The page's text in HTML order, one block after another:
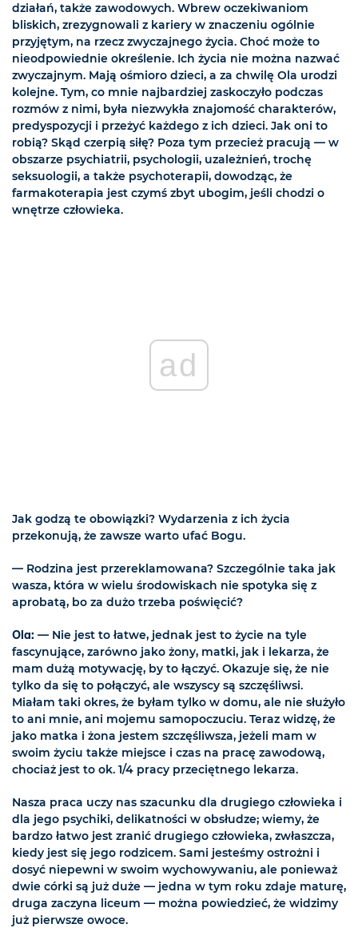
działań, także zawodowych. Wbrew oczekiwaniom
bliskich, zrezygnowali z kariery w znaczeniu ogólnie
przyjętym, na rzecz zwyczajnego życia. Choć może to
nieodpowiednie określenie. Ich życia nie można nazwać
zwyczajnym. Mają ośmioro dzieci, a za chwilę Ola urodzi
kolejne. Tym, co mnie najbardziej zaskoczyło podczas
rozmów z nimi, była niezwykła znajomość charakterów,
predyspozycji i przeżyć każdego z ich dzieci. Jak oni to
robią? Skąd czerpią siłę? Poza tym przecież pracują — w
obszarze psychiatrii, psychologii, uzależnień, trochę
seksuologii, a także psychoterapii, dowodząc, że
farmakoterapia jest czymś zbyt ubogim, jeśli chodzi o
wnętrze człowieka.
ad
Jak godzą te obowiązki? Wydarzenia z ich życia
przekonują, że zawsze warto ufać Bogu.
— Rodzina jest przereklamowana? Szczególnie taka jak
wasza, która w wielu środowiskach nie spotyka się z
aprobatą, bo za dużo trzeba poświęcić?
Ola: — Nie jest to łatwe, jednak jest to życie na tyle
fascynujące, zarówno jako żony, matki, jak i lekarza, że
mam dużą motywację, by to łączyć. Okazuje się, że nie
tylko da się to połączyć, ale wszyscy są szczęśliwsi.
Miałam taki okres, że byłam tylko w domu, ale nie służyło
to ani mnie, ani mojemu samopoczuciu. Teraz widzę, że
jako matka i żona jestem szczęśliwsza, jeżeli mam w
swoim życiu także miejsce i czas na pracę zawodową,
chociaż jest to ok. 1/4 pracy przeciętnego lekarza.
Nasza praca uczy nas szacunku dla drugiego człowieka i
dla jego psychiki, delikatności w obsłudze; wiemy, że
bardzo łatwo jest zranić drugiego człowieka, zwłaszcza,
kiedy jest się jego rodzicem. Sami jesteśmy ostrożni i
dosyć niepewni w swoim wychowywaniu, ale ponieważ
dwie córki są już duże — jedna w tym roku zdaje maturę,
druga zaczyna liceum — można powiedzieć, że widzimy
już pierwsze owoce.